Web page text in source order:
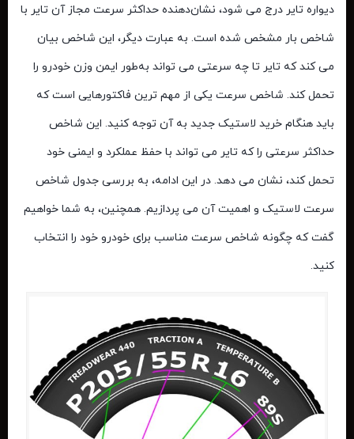
دیواره تایر درج می ‌شود، نشان‌دهنده حداکثر سرعت مجاز آن تایر با
شاخص بار مشخص ‌شده است. به عبارت دیگر، این شاخص بیان
می‌ کند که تایر تا چه سرعتی می‌ تواند به‌طور ایمن وزن خودرو را
تحمل کند. شاخص سرعت یکی از مهم ‌ترین فاکتورهایی است که
باید هنگام خرید لاستیک جدید به آن توجه کنید. این شاخص
حداکثر سرعتی را که تایر می ‌تواند با حفظ عملکرد و ایمنی خود
تحمل کند، نشان می‌ دهد. در این ادامه، به بررسی جدول شاخص
سرعت لاستیک و اهمیت آن می ‌پردازیم. همچنین، به شما خواهیم
گفت که چگونه شاخص سرعت مناسب برای خودرو خود را انتخاب
کنید.